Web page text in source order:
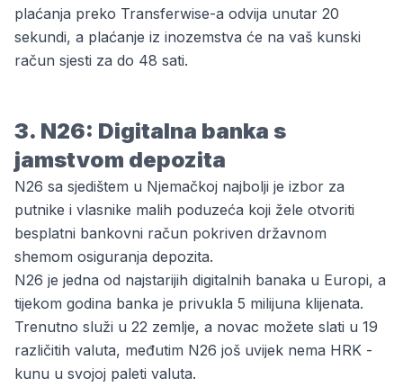
plaćanja preko Transferwise-a odvija unutar 20
sekundi, a plaćanje iz inozemstva će na vaš kunski
račun sjesti za do 48 sati.
3. N26: Digitalna banka s
jamstvom depozita
N26 sa sjedištem u Njemačkoj najbolji je izbor za
putnike i vlasnike malih poduzeća koji žele otvoriti
besplatni bankovni račun pokriven državnom
shemom osiguranja depozita.
N26 je jedna od najstarijih digitalnih banaka u Europi, a
tijekom godina banka je privukla 5 milijuna klijenata.
Trenutno služi u 22 zemlje, a novac možete slati u 19
različitih valuta, međutim N26 još uvijek nema HRK -
kunu u svojoj paleti valuta.